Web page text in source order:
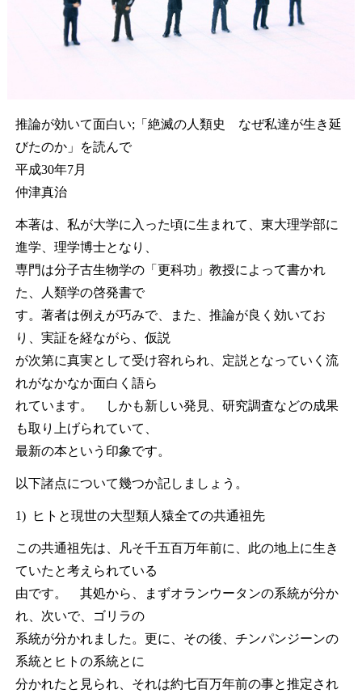
推論が効いて面白い;「絶滅の人類史 なぜ私達が生き延
びたのか」を読んで
平成30年7月
仲津真治
本著は、私が大学に入った頃に生まれて、東大理学部に
進学、理学博士となり、
専門は分子古生物学の「更科功」教授によって書かれ
た、人類学の啓発書で
す。著者は例えが巧みで、また、推論が良く効いてお
り、実証を経ながら、仮説
が次第に真実として受け容れられ、定説となっていく流
れがなかなか面白く語ら
れています。 しかも新しい発見、研究調査などの成果
も取り上げられていて、
最新の本という印象です。
以下諸点について幾つか記しましょう。
1) ヒトと現世の大型類人猿全ての共通祖先
この共通祖先は、凡そ千五百万年前に、此の地上に生き
ていたと考えられている
由です。 其処から、まずオランウータンの系統が分か
れ、次いで、ゴリラの
系統が分かれました。更に、その後、チンパンジーンの
系統とヒトの系統とに
分かれたと見られ、それは約七百万年前の事と推定され